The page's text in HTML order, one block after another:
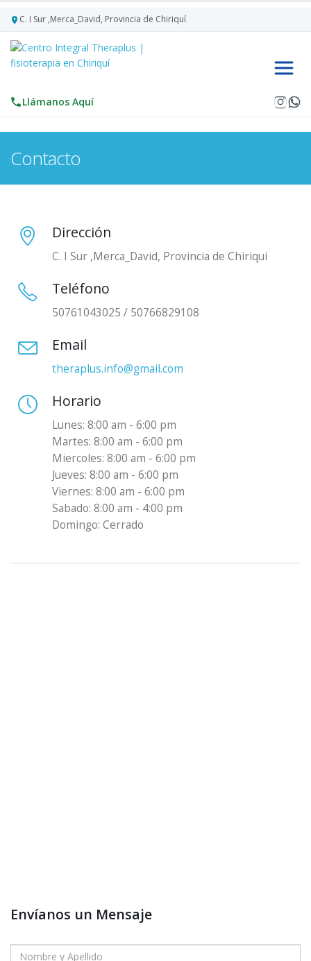
C. I Sur ,Merca_David, Provincia de Chiriquí­
Llámanos Aquí
Contacto
Dirección
C. I Sur ,Merca_David, Provincia de Chiriquí­
Teléfono
50761043025 / 50766829108
Email
theraplus.info@gmail.com
Horario
Lunes: 8:00 am - 6:00 pm
Martes: 8:00 am - 6:00 pm
Miercoles: 8:00 am - 6:00 pm
Jueves: 8:00 am - 6:00 pm
Viernes: 8:00 am - 6:00 pm
Sabado: 8:00 am - 4:00 pm
Domingo: Cerrado
Envíanos un Mensaje